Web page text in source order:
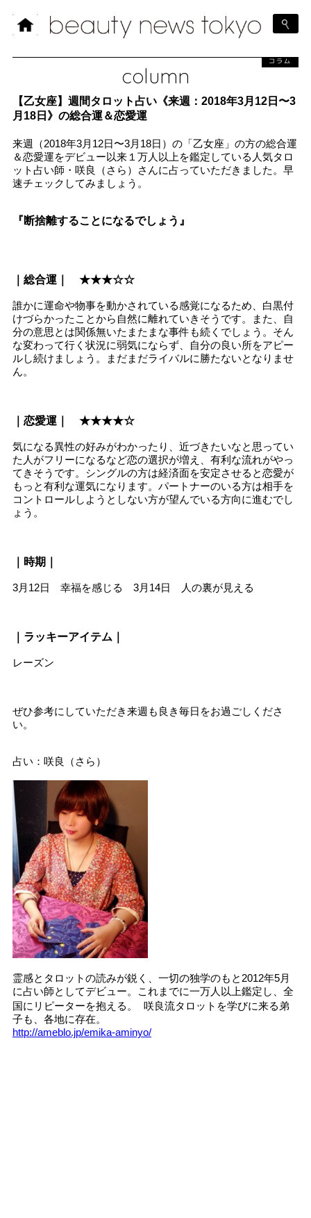
column
コラム
【乙女座】週間タロット占い《来週：2018年3月12日〜3
月18日》の総合運＆恋愛運
来週（2018年3月12日〜3月18日）の「乙女座」の方の総合運
＆恋愛運をデビュー以来１万人以上を鑑定している人気タロ
ット占い師・咲良（さら）さんに占っていただきました。早
速チェックしてみましょう。
『断捨離することになるでしょう』
｜総合運｜ ★★★☆☆
誰かに運命や物事を動かされている感覚になるため、白黒付
けづらかったことから自然に離れていきそうです。また、自
分の意思とは関係無いたまたまな事件も続くでしょう。そん
な変わって行く状況に弱気にならず、自分の良い所をアピー
ルし続けましょう。まだまだライバルに勝たないとなりませ
ん。
｜恋愛運｜ ★★★★☆
気になる異性の好みがわかったり、近づきたいなと思ってい
た人がフリーになるなど恋の選択が増え、有利な流れがやっ
てきそうです。シングルの方は経済面を安定させると恋愛が
もっと有利な運気になります。パートナーのいる方は相手を
コントロールしようとしない方が望んでいる方向に進むでし
ょう。
｜時期｜
3月12日 幸福を感じる 3月14日 人の裏が見える
｜ラッキーアイテム｜
レーズン
ぜひ参考にしていただき来週も良き毎日をお過ごしくださ
い。
占い：咲良（さら）
霊感とタロットの読みが鋭く、一切の独学のもと2012年5月
に占い師としてデビュー。これまでに一万人以上鑑定し、全
国にリピーターを抱える。 咲良流タロットを学びに来る弟
子も、各地に存在。
http://ameblo.jp/emika-aminyo/